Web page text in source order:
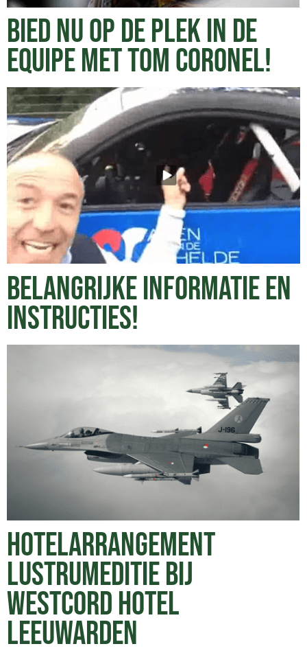
BIED NU OP DE PLEK IN DE
EQUIPE MET TOM CORONEL!
BELANGRIJKE INFORMATIE EN
INSTRUCTIES!
HOTELARRANGEMENT
LUSTRUMEDITIE BIJ
WESTCORD HOTEL
LEEUWARDEN